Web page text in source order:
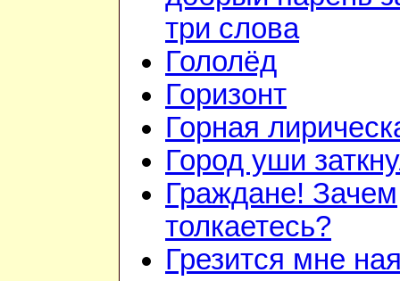
три слова
Гололёд
Горизонт
Горная
Город уши
Граждане! Зачем
толкаетесь?
Грезится мне